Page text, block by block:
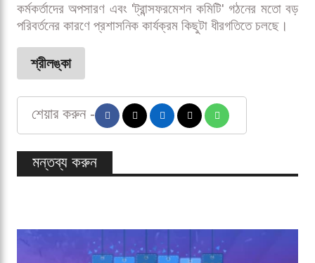
কর্মকর্তাদের অপসারণ এবং 'ট্রান্সফরমেশন কমিটি' গঠনের মতো বড়
পরিবর্তনের কারণে প্রশাসনিক কার্যক্রম কিছুটা ধীরগতিতে চলছে।
শ্রীলঙ্কা
শেয়ার করুন -
মন্তব্য করুন